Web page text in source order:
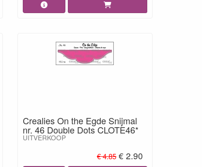
Crealies On the Egde Snijmal
nr. 46 Double Dots CLOTE46*
UITVERKOOP
€ 4.85 € 2.90